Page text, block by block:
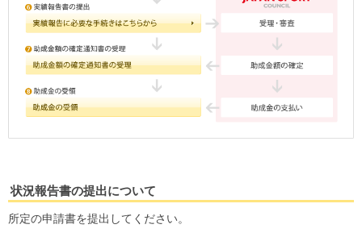
状況報告書の提出について
所定の申請書を提出してください。